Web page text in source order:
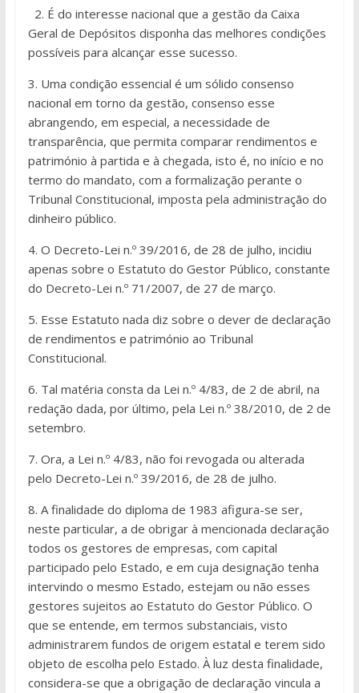
2. É do interesse nacional que a gestão da Caixa
Geral de Depósitos disponha das melhores condições
possíveis para alcançar esse sucesso.
3. Uma condição essencial é um sólido consenso
nacional em torno da gestão, consenso esse
abrangendo, em especial, a necessidade de
transparência, que permita comparar rendimentos e
património à partida e à chegada, isto é, no início e no
termo do mandato, com a formalização perante o
Tribunal Constitucional, imposta pela administração do
dinheiro público.
4. O Decreto-Lei n.º 39/2016, de 28 de julho, incidiu
apenas sobre o Estatuto do Gestor Público, constante
do Decreto-Lei n.º 71/2007, de 27 de março.
5. Esse Estatuto nada diz sobre o dever de declaração
de rendimentos e património ao Tribunal
Constitucional.
6. Tal matéria consta da Lei n.º 4/83, de 2 de abril, na
redação dada, por último, pela Lei n.º 38/2010, de 2 de
setembro.
7. Ora, a Lei n.º 4/83, não foi revogada ou alterada
pelo Decreto-Lei n.º 39/2016, de 28 de julho.
8. A finalidade do diploma de 1983 afigura-se ser,
neste particular, a de obrigar à mencionada declaração
todos os gestores de empresas, com capital
participado pelo Estado, e em cuja designação tenha
intervindo o mesmo Estado, estejam ou não esses
gestores sujeitos ao Estatuto do Gestor Público. O
que se entende, em termos substanciais, visto
administrarem fundos de origem estatal e terem sido
objeto de escolha pelo Estado. À luz desta finalidade,
considera-se que a obrigação de declaração vincula a